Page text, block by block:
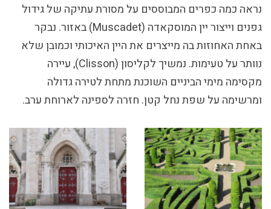
נראה כמה כפרים המבוססים על מסורת עתיקה של גידול
גפנים וייצור יין המוסקאדה (Muscadet) באזור. נבקר
באחת האחוזות בה מייצרים את היין האיכותי וכמובן שלא
נוותר על טעימות. נמשיך לקליסון (Clisson), עיירה
מקסימה מימי הביניים השוכנת מתחת לטירה גדולה
ומרשימה על שפת נחל קטן. חזרה לספינה לארוחת ערב.